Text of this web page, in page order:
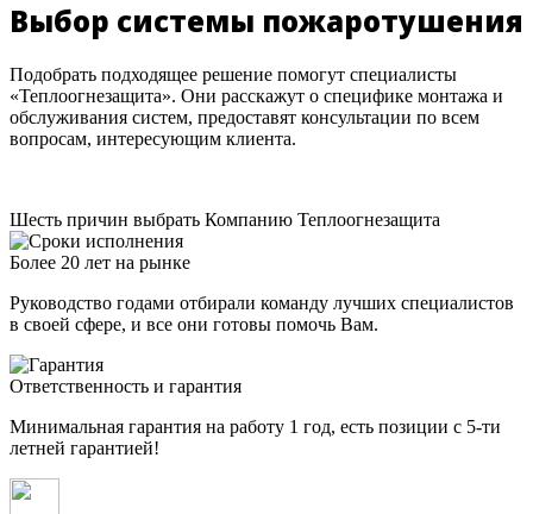
Выбор системы пожаротушения
Подобрать подходящее решение помогут специалисты
«Теплоогнезащита». Они расскажут о специфике монтажа и
обслуживания систем, предоставят консультации по всем
вопросам, интересующим клиента.
Шесть причин выбрать Компанию Теплоогнезащита
Более 20 лет на рынке
Руководство годами отбирали команду лучших специалистов
в своей сфере, и все они готовы помочь Вам.
Ответственность и гарантия
Минимальная гарантия на работу 1 год, есть позиции с 5-ти
летней гарантией!